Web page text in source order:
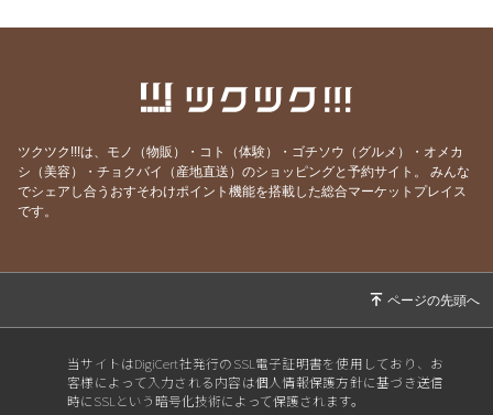
４５６【すーさんの学校】「知覚動考（ともか
2026/07/31４５５【すーさんの学校】心にスニーカーをは
いて
2026/07/29４５３【すーさんの学校】理屈はいらない
４５２【すーさんの学校】徹底的に見る
2026/07/25 ４５０【すーさんの学校】労働ではなく喜働
ツクツク!!!は、モノ（物販）・コト（体験）・ゴチソウ（グルメ）・オメカ
シ（美容）・チョクバイ（産地直送）のショッピングと予約サイト。
みんな
でシェアし合うおすそわけポイント機能を搭載した総合マーケットプレイス
です。
当サイトはDigiCert社発行のSSL電子証明書を使用しており、お
客様によって入力される内容は個人情報保護方針に基づき送信
時にSSLという暗号化技術によって保護されます。